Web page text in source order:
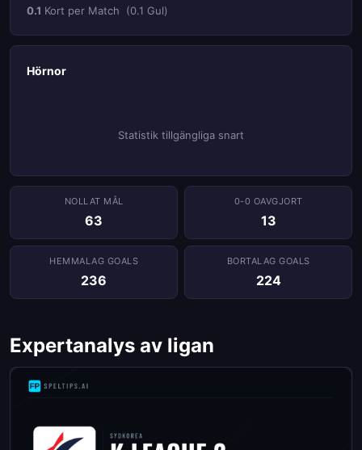
0.1 Kort per Match (0.1 Gul)
Hörnor
Statistik tillgängliga snart
NOLLAT ​​MÅL
63
0-0 OAVGJORT
13
HEMMALAG GOALS
236
BORTALAG GOALS
224
Expertanalys av ligan